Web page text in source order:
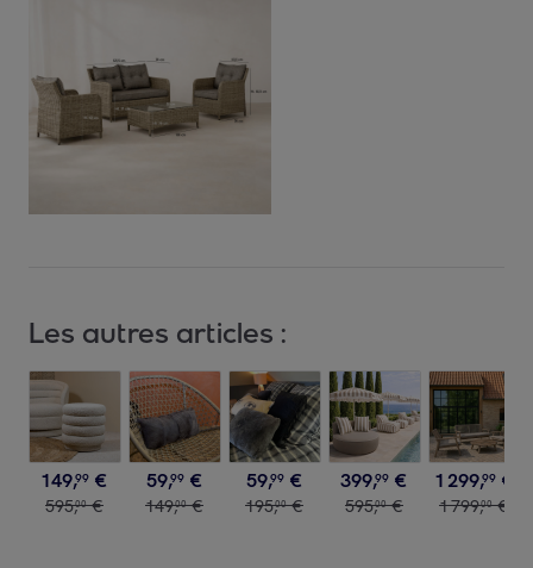
Les autres articles :
149,99 €
595,00 €
59,99 €
149,00 €
59,99 €
195,00 €
399,99 €
595,00 €
1 299,99 €
1799,00 €